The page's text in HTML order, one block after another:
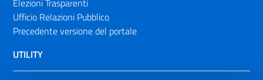
Elezioni Trasparenti
Ufficio Relazioni Pubblico
Precedente versione del portale
UTILITY